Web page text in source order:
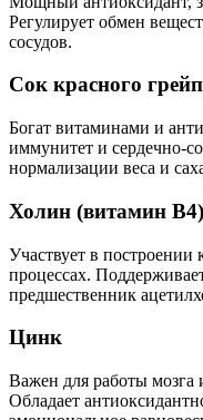
Регулирует обмен
сосудов.
Сок красного
Богат витаминами и
иммунитет и сердечно-
нормализации веса и
Холин (витамин B4)
Участвует в
процессах.
предшественник
Цинк
Важен для работы мозга
Обладает